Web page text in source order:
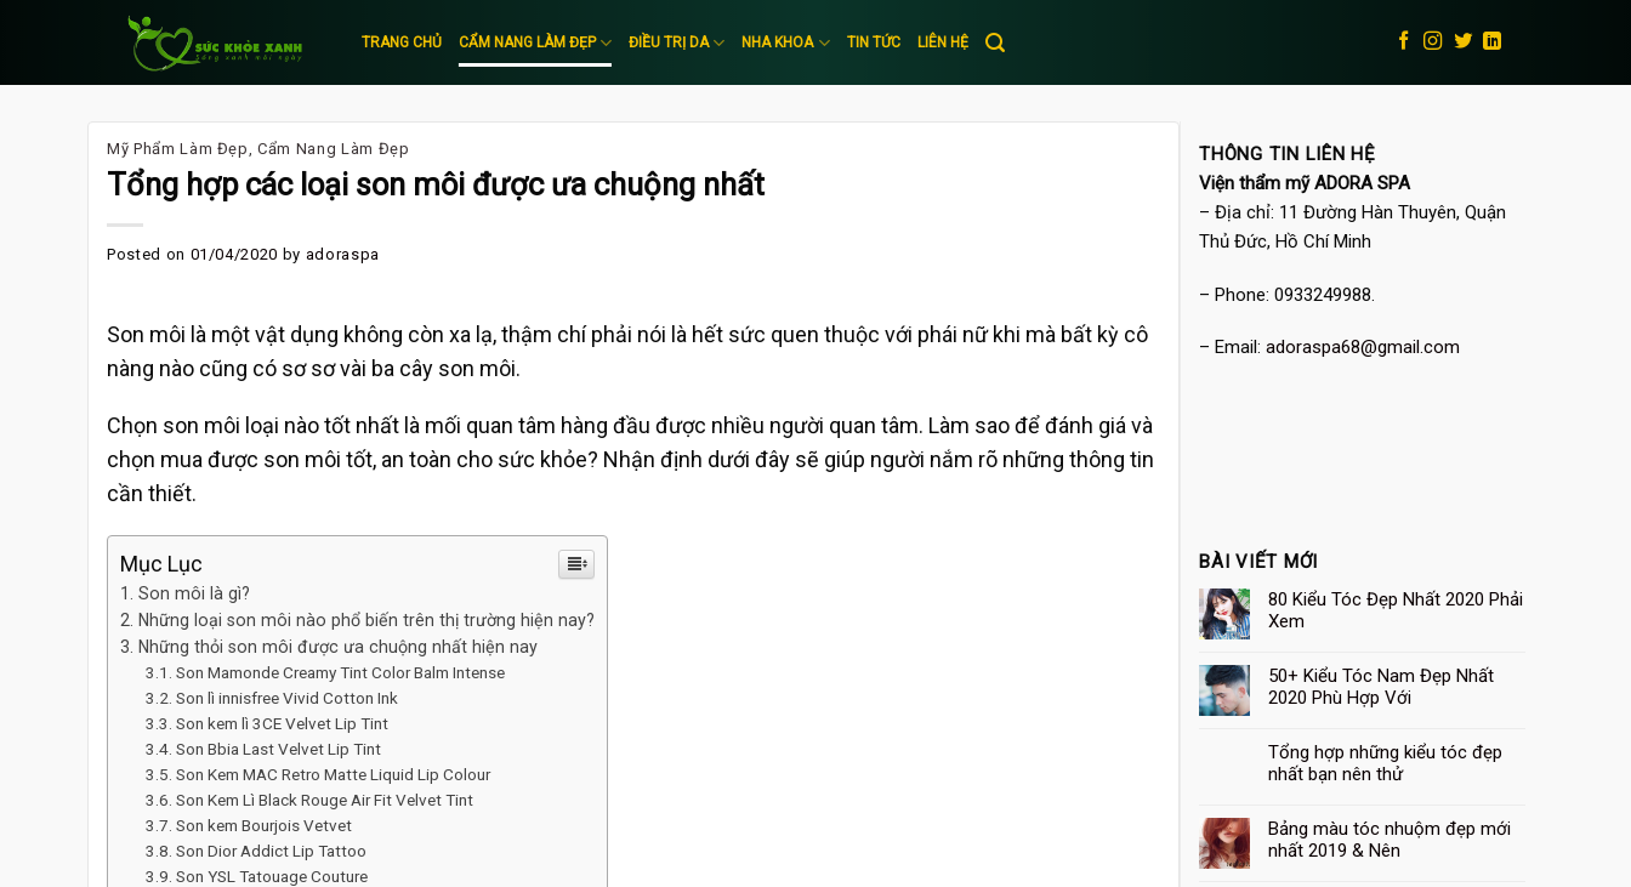
TRANG CHỦ CẨM NANG LÀM ĐẸP ĐIỀU TRỊ DA NHA KHOA TIN TỨC LIÊN HỆ
Mỹ Phẩm Làm Đẹp,Cẩm Nang Làm Đẹp
Tổng hợp các loại son môi được ưa chuộng nhất
Posted on 01/04/2020 by adoraspa
Son môi là một vật dụng không còn xa lạ, thậm chí phải nói là hết sức quen thuộc với phái nữ khi mà bất kỳ cô
nàng nào cũng có sơ sơ vài ba cây son môi.
Chọn son môi loại nào tốt nhất là mối quan tâm hàng đầu được nhiều người quan tâm. Làm sao để đánh giá và
chọn mua được son môi tốt, an toàn cho sức khỏe? Nhận định dưới đây sẽ giúp người nắm rõ những thông tin
cần thiết.
Mục Lục
Son môi là gì?
Những loại son môi nào phổ biến trên thị trường hiện nay?
Những thỏi son môi được ưa chuộng nhất hiện nay
Son Mamonde Creamy Tint Color Balm Intense
Son lì innisfree Vivid Cotton Ink
Son kem lì 3CE Velvet Lip Tint
Son Bbia Last Velvet Lip Tint
Son Kem MAC Retro Matte Liquid Lip Colour
Son Kem Lì Black Rouge Air Fit Velvet Tint
Son kem Bourjois Vetvet
Son Dior Addict Lip Tattoo
Son YSL Tatouage Couture
THÔNG TIN LIÊN HỆ
Viện thẩm mỹ ADORA SPA
– Địa chỉ: 11 Đường Hàn Thuyên, Quận
Thủ Đức, Hồ Chí Minh
– Phone: 0933249988.
– Email: adoraspa68@gmail.com
BÀI VIẾT MỚI
80 Kiểu Tóc Đẹp Nhất 2020 Phải
Xem
50+ Kiểu Tóc Nam Đẹp Nhất
2020 Phù Hợp Với
Tổng hợp những kiểu tóc đẹp
nhất bạn nên thử
Bảng màu tóc nhuộm đẹp mới
nhất 2019 & Nên